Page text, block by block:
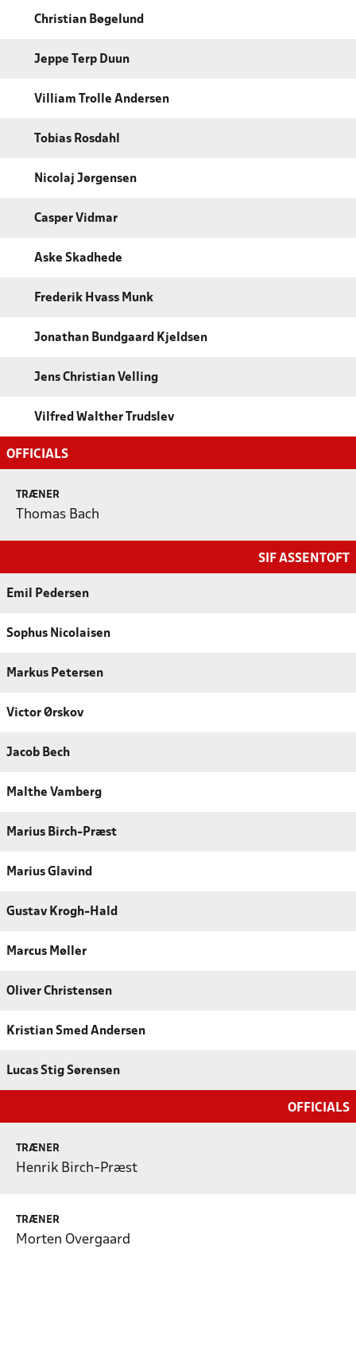
Christian Bøgelund
Jeppe Terp Duun
Villiam Trolle Andersen
Tobias Rosdahl
Nicolaj Jørgensen
Casper Vidmar
Aske Skadhede
Frederik Hvass Munk
Jonathan Bundgaard Kjeldsen
Jens Christian Velling
Vilfred Walther Trudslev
OFFICIALS
TRÆNER
Thomas Bach
SIF ASSENTOFT
Emil Pedersen
Sophus Nicolaisen
Markus Petersen
Victor Ørskov
Jacob Bech
Malthe Vamberg
Marius Birch-Præst
Marius Glavind
Gustav Krogh-Hald
Marcus Møller
Oliver Christensen
Kristian Smed Andersen
Lucas Stig Sørensen
OFFICIALS
TRÆNER
Henrik Birch-Præst
TRÆNER
Morten Overgaard